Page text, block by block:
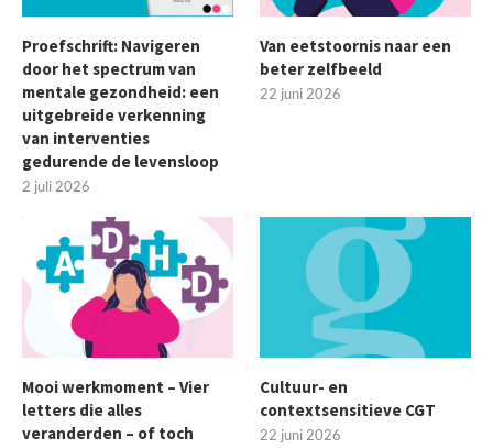
Proefschrift: Navigeren
door het spectrum van
mentale gezondheid: een
uitgebreide verkenning
van interventies
gedurende de levensloop
2 juli 2026
Van eetstoornis naar een
beter zelfbeeld
22 juni 2026
Mooi werkmoment – Vier
letters die alles
veranderden – of toch
Cultuur- en
contextsensitieve CGT
22 juni 2026